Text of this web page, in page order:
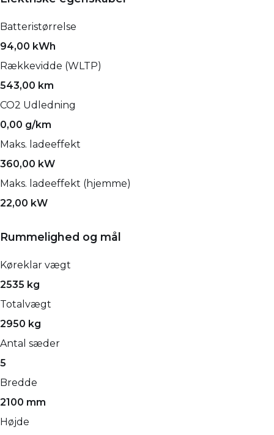
Batteristørrelse
94,00 kWh
Rækkevidde (WLTP)
543,00 km
CO2 Udledning
0,00 g/km
Maks. ladeeffekt
360,00 kW
Maks. ladeeffekt (hjemme)
22,00 kW
Rummelighed og mål
Køreklar vægt
2535 kg
Totalvægt
2950 kg
Antal sæder
5
Bredde
2100 mm
Højde